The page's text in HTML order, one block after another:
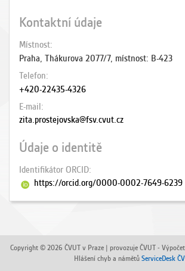
Kontaktní údaje
Místnost
Praha, Thákurova 2077/7, místnost: B-423
Telefon
+420-22435-4326
E-mail
zita.prostejovska@fsv.cvut.cz
Údaje o identitě
Identifikátor ORCID
https://orcid.org/0000-0002-7649-6239
Copyright © 2026 ČVUT v Praze | provozuje ČVUT -
Hlášení chyb a námětů ServiceDesk